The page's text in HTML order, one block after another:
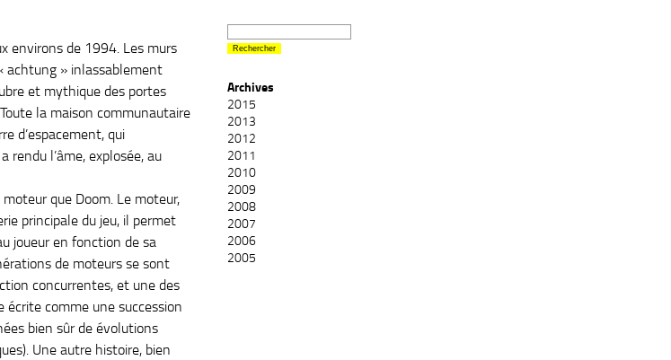
environs de 1994. Les murs
achtung » inlassablement
et mythique des portes
la maison communautaire
d’espacement, qui
rendu l’âme, explosée, au
que Doom. Le moteur,
principale du jeu, il permet
joueur en fonction de sa
de moteurs se sont
concurrentes, et une des
comme une succession
bien sûr de évolutions
Une autre histoire, bien
Archives
2015
2013
2012
2011
2010
2009
2008
2007
2006
2005